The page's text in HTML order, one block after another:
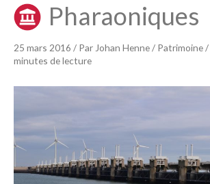
Pharaoniques
25 mars 2016 / ParJohan Henne/ Patrimoine/
minutes de lecture